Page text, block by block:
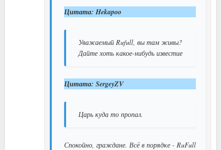
Цитата: Hekapoo
Уважаемый Rufull, вы там живы?
Дайте хоть какое-нибудь известие
Цитата: SergeyZV
Царь куда то пропал.
Спокойно, граждане. Всё в порядке - RuFull